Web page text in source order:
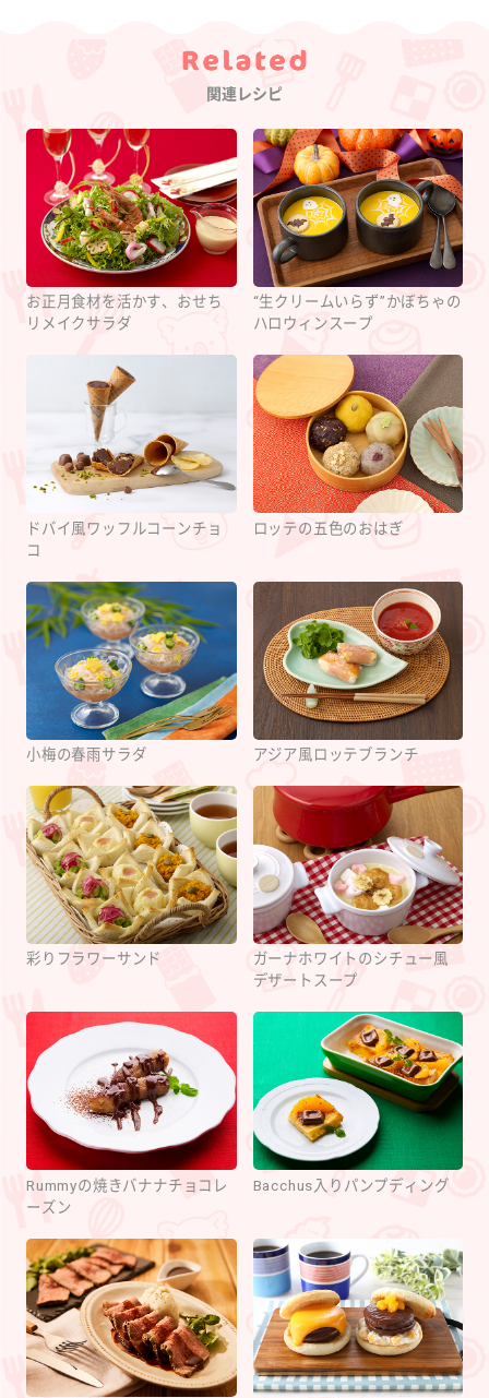
Category
関連レシピ
お正月食材を活かす、おせち
リメイクサラダ
“生クリームいらず”かぼちゃの
ハロウィンスープ
ドバイ風ワッフルコーンチョ
コ
ロッテの五色のおはぎ
小梅の春雨サラダ アジア風ロッテブランチ
彩りフラワーサンド
ガーナホワイトのシチュー風
デザートスープ
Rummyの焼きバナナチョコレ
ーズン
Bacchus入りパンプディング